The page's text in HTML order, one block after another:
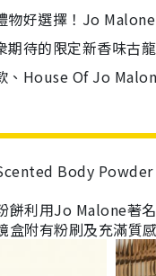
物好選擇！Jo
期待的限定新香味古
、House Of Jo
Body Powder
餅利用Jo Malone著
盒附有粉刷及充滿質